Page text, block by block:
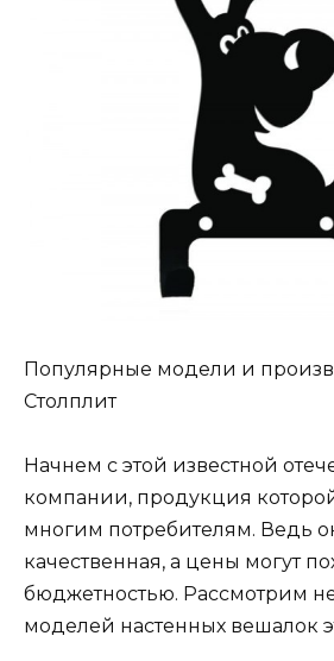
Популярные модели и
Столплит
Начнем с этой известной
компании, продукция
многим потребителям. Ведь
качественная, а цены могут
бюджетностью. Рассмотрим
моделей настенных вешалок